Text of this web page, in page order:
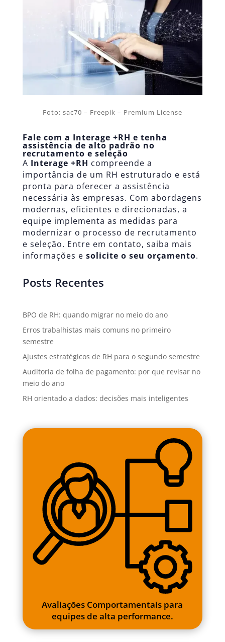
Foto: sac70 – Freepik – Premium License
Fale com a Interage +RH e tenha
assistência de alto padrão no
recrutamento e seleção
A Interage +RH compreende a
importância de um RH estruturado e está
pronta para oferecer a assistência
necessária às empresas. Com abordagens
modernas, eficientes e direcionadas, a
equipe implementa as medidas para
modernizar o processo de recrutamento
e seleção. Entre em contato, saiba mais
informações e solicite o seu orçamento.
Posts Recentes
BPO de RH: quando migrar no meio do ano
Erros trabalhistas mais comuns no primeiro
semestre
Ajustes estratégicos de RH para o segundo semestre
Auditoria de folha de pagamento: por que revisar no
meio do ano
RH orientado a dados: decisões mais inteligentes
Avaliações Comportamentais para
equipes de alta performance.